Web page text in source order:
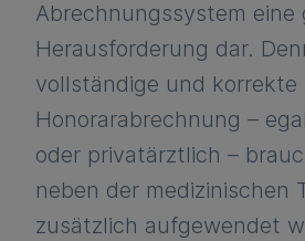
Abrechnungssystem eine
Herausforderung dar.
vollständige und korrekte
Honorarabrechnung –
oder privatärztlich –
neben der medizinischen
zusätzlich aufgewendet